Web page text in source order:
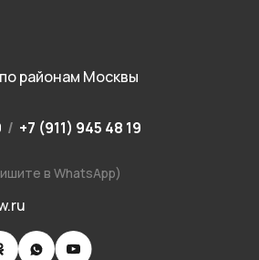
районам Москвы
/ +7 (911) 945 48 19
в WhatsApp)